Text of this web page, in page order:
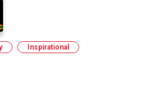
Inspirational